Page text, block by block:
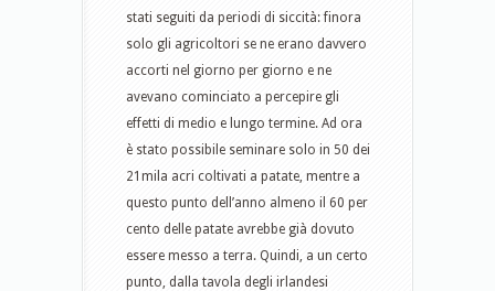
stati seguiti da periodi di siccità: finora
solo gli agricoltori se ne erano davvero
accorti nel giorno per giorno e ne
avevano cominciato a percepire gli
effetti di medio e lungo termine. Ad ora
è stato possibile seminare solo in 50 dei
21mila acri coltivati a patate, mentre a
questo punto dell’anno almeno il 60 per
cento delle patate avrebbe già dovuto
essere messo a terra. Quindi, a un certo
punto, dalla tavola degli irlandesi